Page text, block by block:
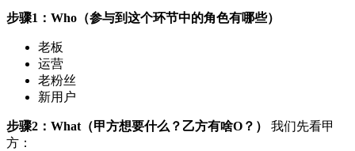
步骤1：Who（参与到这个环节中的角色有哪些）
老板
运营
老粉丝
新用户
步骤2：What（甲方想要什么？乙方有啥O？）
我们先看甲
方：